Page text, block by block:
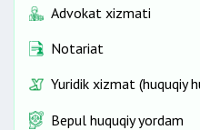
Advokat xizmati
Notariat
Yuridik xizmat (huquqiy
Bepul huquqiy yordam